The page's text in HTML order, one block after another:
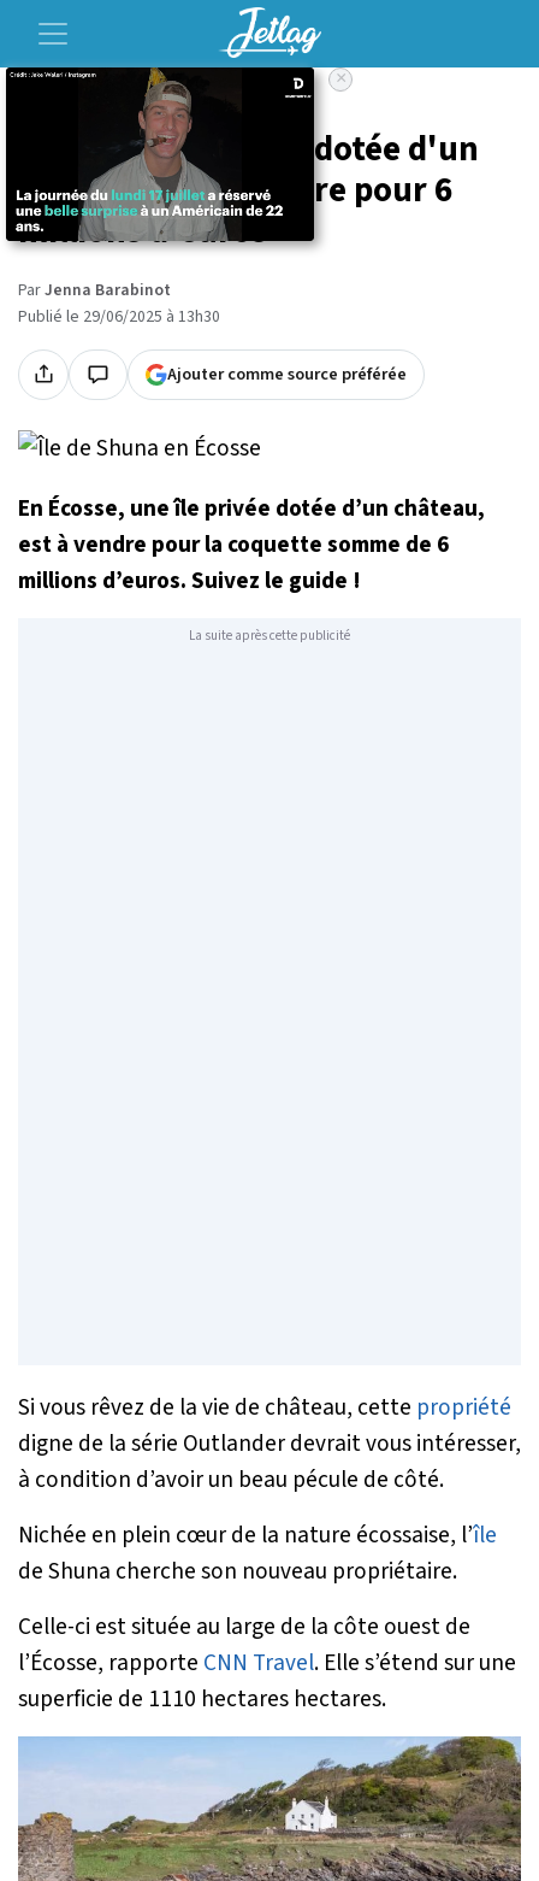
Voyage
Cette île écossaise, dotée d'un
château, est à vendre pour 6
millions d'euros
ParJenna Barabinot
Publié le 29/06/2025 à 13h30
Ajouter comme source préférée
En Écosse, une île privée dotée d’un château,
est à vendre pour la coquette somme de 6
millions d’euros. Suivez le guide !
La suite après cette publicité
Si vous rêvez de la vie de château, cette propriété
digne de la série Outlanderdevrait vous intéresser,
à condition d’avoir un beau pécule de côté.
Nichée en plein cœur de la nature écossaise, l’île
de Shuna cherche son nouveau propriétaire.
Celle-ci est située au large de la côte ouest de
l’Écosse, rapporte CNN Travel. Elle s’étend sur une
superficie de 1110 hectares hectares.
×